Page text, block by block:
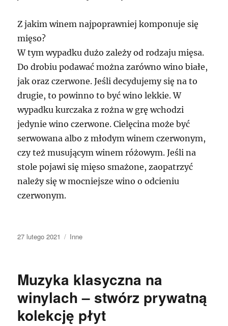
Z jakim winem najpoprawniej komponuje się
mięso?
W tym wypadku dużo zależy od rodzaju mięsa.
Do drobiu podawać można zarówno wino białe,
jak oraz czerwone. Jeśli decydujemy się na to
drugie, to powinno to być wino lekkie. W
wypadku kurczaka z rożna w grę wchodzi
jedynie wino czerwone. Cielęcina może być
serwowana albo z młodym winem czerwonym,
czy też musującym winem różowym. Jeśli na
stole pojawi się mięso smażone, zaopatrzyć
należy się w mocniejsze wino o odcieniu
czerwonym.
Data
27 lutego 2021 Kategorie
Inne
Muzyka klasyczna na
winylach – stwórz prywatną
kolekcję płyt